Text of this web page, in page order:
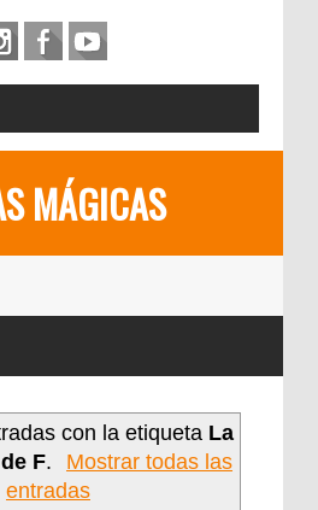
MÁGICAS
con la etiqueta La
F.
Mostrar todas las
entradas